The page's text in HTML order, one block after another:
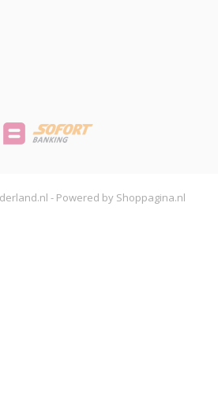
- Powered by Shoppagina.nl